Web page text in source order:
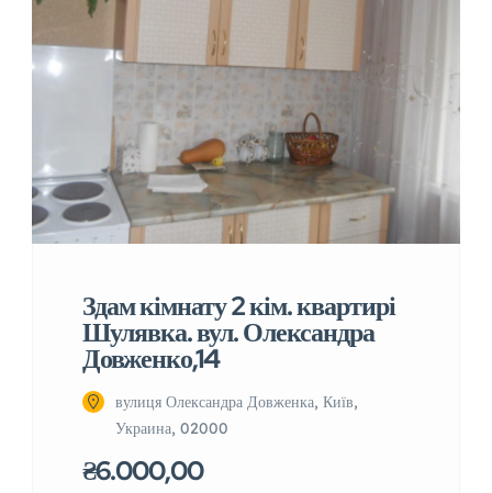
Здам кімнату 2 кім. квартирі
Шулявка. вул. Олександра
Довженко,14
вулиця Олександра Довженка, Київ,
Украина, 02000
₴6.000,00